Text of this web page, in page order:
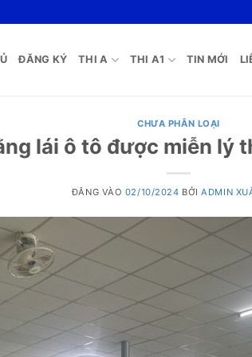
ĐĂNG KÝ THI A THI A1 TIN MỚI
CHƯA PHÂN LOẠI
lái ô tô được miễn lý
ĐĂNG VÀO 02/10/2024 BỞIADMIN